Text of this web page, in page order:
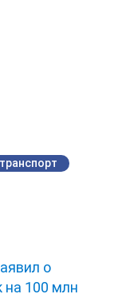
о
на 100 млн